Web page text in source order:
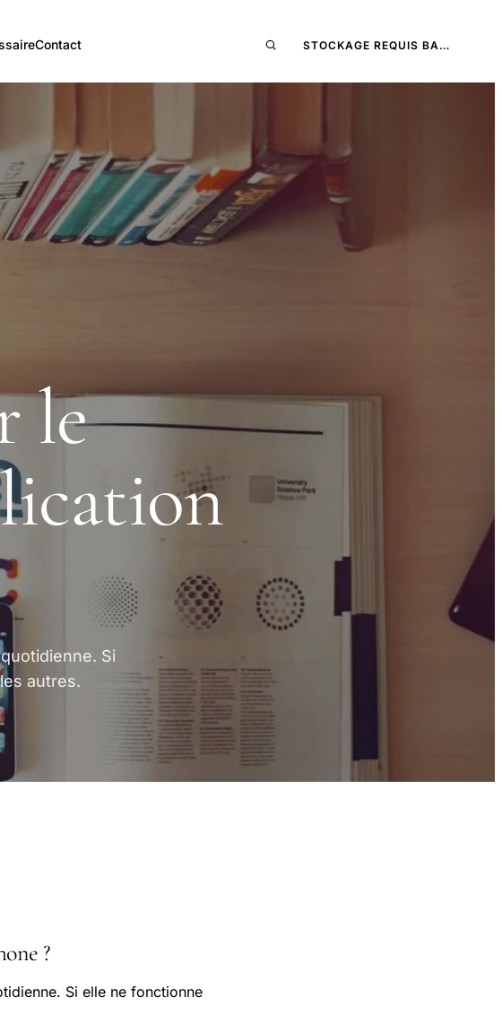
Contact STOCKAGE REQUIS BA…
le
Si
autres.
?
Si elle ne fonctionne